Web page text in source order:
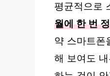
평균적으로
월에 한 번
약 스마트폰
해 보여도